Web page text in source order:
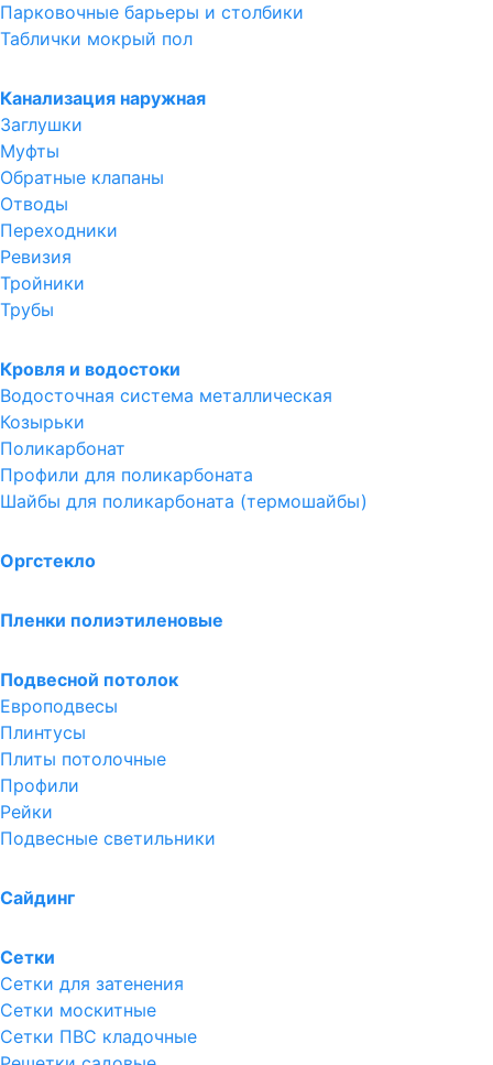
Парковочные барьеры и столбики
Таблички мокрый пол
Канализация наружная
Заглушки
Муфты
Обратные клапаны
Отводы
Переходники
Ревизия
Тройники
Трубы
Кровля и водостоки
Водосточная система металлическая
Козырьки
Поликарбонат
Профили для поликарбоната
Шайбы для поликарбоната (термошайбы)
Оргстекло
Пленки полиэтиленовые
Подвесной потолок
Европодвесы
Плинтусы
Плиты потолочные
Профили
Рейки
Подвесные светильники
Сайдинг
Сетки
Сетки для затенения
Сетки москитные
Сетки ПВС кладочные